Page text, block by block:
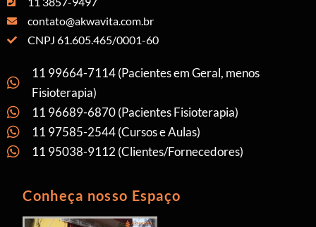
contato@akwavita.com.br
CNPJ 61.605.465/0001-60
11 99664-7114 (Pacientes em Geral, menos
Fisioterapia)
11 96689-6870 (Pacientes Fisioterapia)
11 97585-2544 (Cursos e Aulas)
11 95038-9112 (Clientes/Fornecedores)
Conheça nosso Espaço